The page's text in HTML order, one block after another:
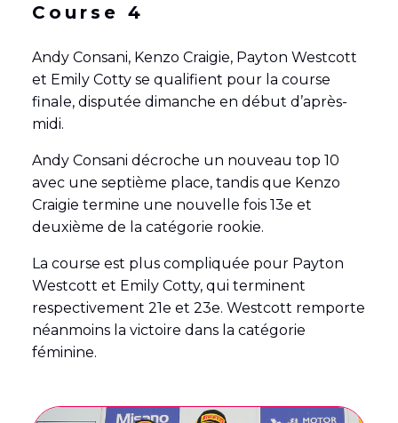
Course 4
Andy Consani, Kenzo Craigie, Payton Westcott
et Emily Cotty se qualifient pour la course
finale, disputée dimanche en début d’après-
midi.
Andy Consani décroche un nouveau top 10
avec une septième place, tandis que Kenzo
Craigie termine une nouvelle fois 13e et
deuxième de la catégorie rookie.
La course est plus compliquée pour Payton
Westcott et Emily Cotty, qui terminent
respectivement 21e et 23e. Westcott remporte
néanmoins la victoire dans la catégorie
féminine.